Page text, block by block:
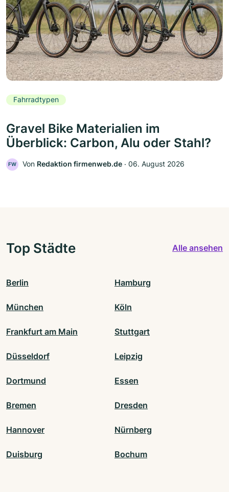
Fahrradtypen
Gravel Bike Materialien im
Überblick: Carbon, Alu oder Stahl?
FW Von Redaktion firmenweb.de ‧ 06. August 2026
Top Städte Alle ansehen
Berlin Hamburg
München Köln
Frankfurt am Main Stuttgart
Düsseldorf Leipzig
Dortmund Essen
Bremen Dresden
Hannover Nürnberg
Duisburg Bochum